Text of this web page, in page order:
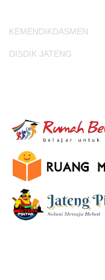
KEMENDIKDASMEN
DISDIK JATENG